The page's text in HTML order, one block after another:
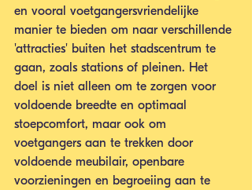
en vooral voetgangersvriendelijke
manier te bieden om naar verschillende
'attracties' buiten het stadscentrum te
gaan, zoals stations of pleinen. Het
doel is niet alleen om te zorgen voor
voldoende breedte en optimaal
stoepcomfort, maar ook om
voetgangers aan te trekken door
voldoende meubilair, openbare
voorzieningen en begroeiing aan te